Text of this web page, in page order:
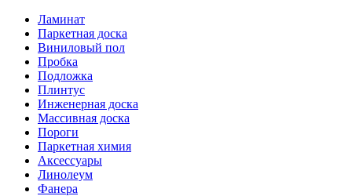
Ламинат
Паркетная доска
Виниловый пол
Пробка
Подложка
Плинтус
Инженерная доска
Массивная доска
Пороги
Паркетная химия
Аксессуары
Линолеум
Фанера